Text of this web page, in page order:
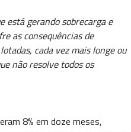
está gerando sobrecarga e
as consequências de
cada vez mais longe ou
não resolve todos os
8% em doze meses,